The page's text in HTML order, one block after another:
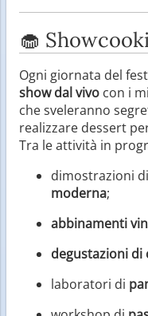
🧁
Ogni giornata del
show dal vivo con i
che sveleranno
realizzare dessert
Tra le attività in
dimostrazioni di
moderna;
abbinamenti
degustazioni
laboratori di